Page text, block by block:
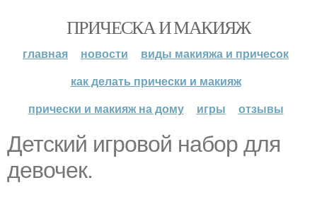
ПРИЧЕСКА И МАКИЯЖ
главная новости
виды макияжа и причесок
как делать прически и макияж
прически и макияж на дому
игры отзывы
Детский игровой набор для
девочек.